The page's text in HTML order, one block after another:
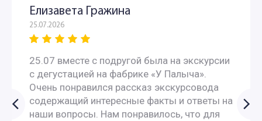
Елизавета Гражина
25.07.2026
25.07 вместе с подругой была на экскурсии
с дегустацией на фабрике «У Палыча».
Очень понравился рассказ экскурсовода
содержащий интересные факты и ответы на
наши вопросы. Нам понравилось, что для